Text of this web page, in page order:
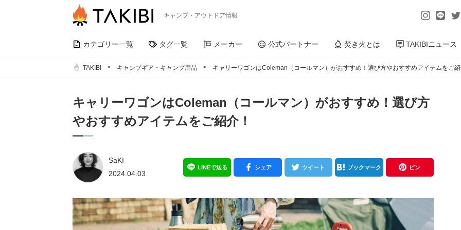
キャンプ・アウトドア情報
カテゴリー一覧 タグ一覧 メーカー 公式パートナー 焚き火とは TAKIBIニュース
TAKIBI キャンプギア・キャンプ用品 キャリーワゴンはColeman（コールマン）がおすすめ！選び方やおすすめアイテムをご
キャリーワゴンはColeman（コールマン）がおすすめ！選び方
やおすすめアイテムをご紹介！
SaKI
2024.04.03
LINEで送る シェア ツイート ブックマーク ピン